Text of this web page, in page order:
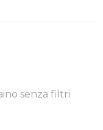
senza filtri